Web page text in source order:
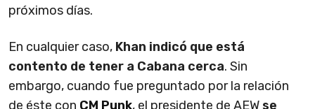
próximos días.
En cualquier caso, Khan indicó que está
contento de tener a Cabana cerca. Sin
embargo, cuando fue preguntado por la relación
de éste con CM Punk, el presidente de AEWse